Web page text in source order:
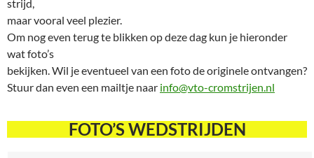
strijd,
maar vooral veel plezier.
Om nog even terug te blikken op deze dag kun je hieronder
wat foto’s
bekijken. Wil je eventueel van een foto de originele ontvangen?
Stuur dan even een mailtje naar info@vto-cromstrijen.nl
FOTO’S WEDSTRIJDEN